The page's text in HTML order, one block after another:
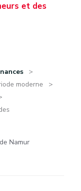
et des
moderne
Namur